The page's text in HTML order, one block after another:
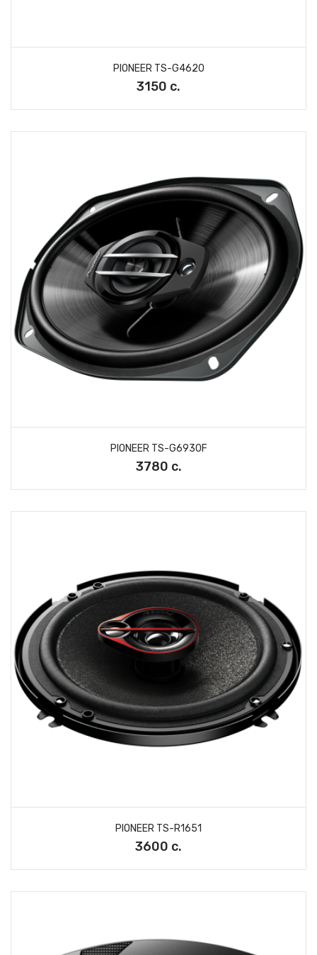
PIONEER TS-G4620
3150 с.
PIONEER TS-G6930F
3780 с.
PIONEER TS-R1651
3600 с.